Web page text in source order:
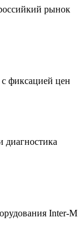
рынок
фиксацией цен
диагностика
Inter-M